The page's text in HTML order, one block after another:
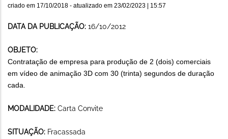
criado em 17/10/2018 - atualizado em 23/02/2023 | 15:57
DATA DA PUBLICAÇÃO: 16/10/2012
OBJETO:
Contratação de empresa para produção de 2 (dois) comerciais
em vídeo de animação 3D com 30 (trinta) segundos de duração
cada.
MODALIDADE: Carta Convite
SITUAÇÃO: Fracassada